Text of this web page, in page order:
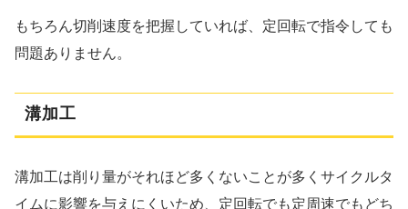
もちろん切削速度を把握していれば、定回転で指令しても
問題ありません。
溝加工
溝加工は削り量がそれほど多くないことが多くサイクルタ
イムに影響を与えにくいため、定回転でも定周速でもどち